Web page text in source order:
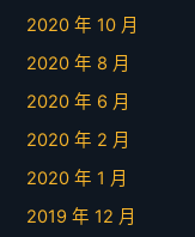
2020 年 10 月
2020 年 8 月
2020 年 6 月
2020 年 2 月
2020 年 1 月
2019 年 12 月